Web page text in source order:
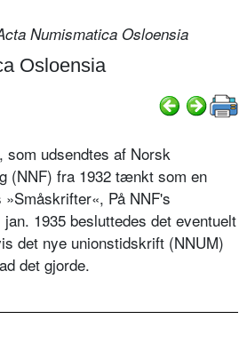
Numismatica Osloensia
Osloensia
udsendtes af Norsk
(NNF) fra 1932 tænkt som en
På NNF's
1935 besluttedes det eventuelt
det nye unionstidskrift (NNUM)
det gjorde.